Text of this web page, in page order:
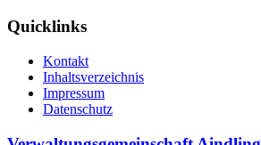
Quicklinks
Kontakt
Inhaltsverzeichnis
Impressum
Datenschutz